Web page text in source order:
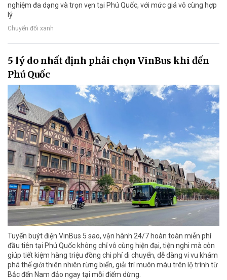
nghiệm đa dạng và trọn vẹn tại Phú Quốc, với mức giá vô cùng hợp
lý.
Chuyển đổi xanh
5 lý do nhất định phải chọn VinBus khi đến
Phú Quốc
Tuyến buýt điện VinBus 5 sao, vận hành 24/7 hoàn toàn miễn phí
đầu tiên tại Phú Quốc không chỉ vô cùng hiện đại, tiện nghi mà còn
giúp tiết kiệm hàng triệu đồng chi phí di chuyển, dễ dàng vi vu khám
phá thế giới thiên nhiên rừng biển, giải trí muôn màu trên lộ trình từ
Bắc đến Nam đảo ngay tại mỗi điểm dừng.